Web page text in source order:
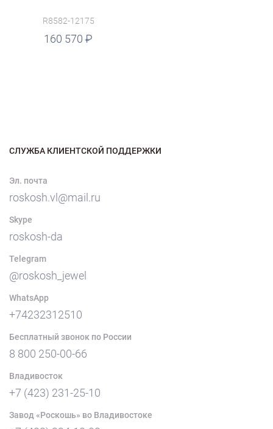
R8582-12175
160 570
СЛУЖБА КЛИЕНТСКОЙ ПОДДЕРЖКИ
Эл. почта
roskosh.vl@mail.ru
Skype
roskosh-da
Telegram
@roskosh_jewel
WhatsApp
+74232312510
Бесплатный звонок по России
8 800 250-00-66
Владивосток
+7 (423) 231-25-10
Завод «Роскошь» во Владивостоке